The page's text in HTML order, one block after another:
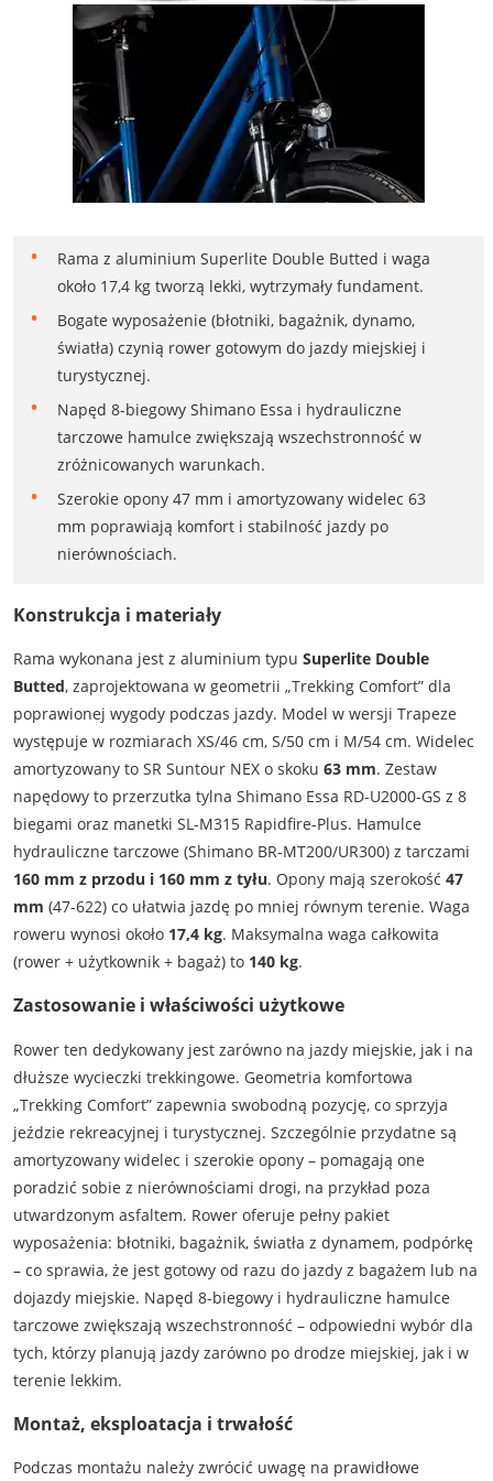
Rama z aluminium Superlite Double Butted i waga
około 17,4 kg tworzą lekki, wytrzymały fundament.
Bogate wyposażenie (błotniki, bagażnik, dynamo,
światła) czynią rower gotowym do jazdy miejskiej i
turystycznej.
Napęd 8-biegowy Shimano Essa i hydrauliczne
tarczowe hamulce zwiększają wszechstronność w
zróżnicowanych warunkach.
Szerokie opony 47 mm i amortyzowany widelec 63
mm poprawiają komfort i stabilność jazdy po
nierównościach.
Konstrukcja i materiały
Rama wykonana jest z aluminium typu Superlite Double
Butted, zaprojektowana w geometrii „Trekking Comfort” dla
poprawionej wygody podczas jazdy. Model w wersji Trapeze
występuje w rozmiarach XS/46 cm, S/50 cm i M/54 cm. Widelec
amortyzowany to SR Suntour NEX o skoku 63 mm. Zestaw
napędowy to przerzutka tylna Shimano Essa RD-U2000-GS z 8
biegami oraz manetki SL-M315 Rapidfire-Plus. Hamulce
hydrauliczne tarczowe (Shimano BR-MT200/UR300) z tarczami
160 mm z przodu i 160 mm z tyłu. Opony mają szerokość 47
mm (47-622) co ułatwia jazdę po mniej równym terenie. Waga
roweru wynosi około 17,4 kg. Maksymalna waga całkowita
(rower + użytkownik + bagaż) to 140 kg.
Zastosowanie i właściwości użytkowe
Rower ten dedykowany jest zarówno na jazdy miejskie, jak i na
dłuższe wycieczki trekkingowe. Geometria komfortowa
„Trekking Comfort” zapewnia swobodną pozycję, co sprzyja
jeździe rekreacyjnej i turystycznej. Szczególnie przydatne są
amortyzowany widelec i szerokie opony – pomagają one
poradzić sobie z nierównościami drogi, na przykład poza
utwardzonym asfaltem. Rower oferuje pełny pakiet
wyposażenia: błotniki, bagażnik, światła z dynamem, podpórkę
– co sprawia, że jest gotowy od razu do jazdy z bagażem lub na
dojazdy miejskie. Napęd 8-biegowy i hydrauliczne hamulce
tarczowe zwiększają wszechstronność – odpowiedni wybór dla
tych, którzy planują jazdy zarówno po drodze miejskiej, jak i w
terenie lekkim.
Montaż, eksploatacja i trwałość
Podczas montażu należy zwrócić uwagę na prawidłowe